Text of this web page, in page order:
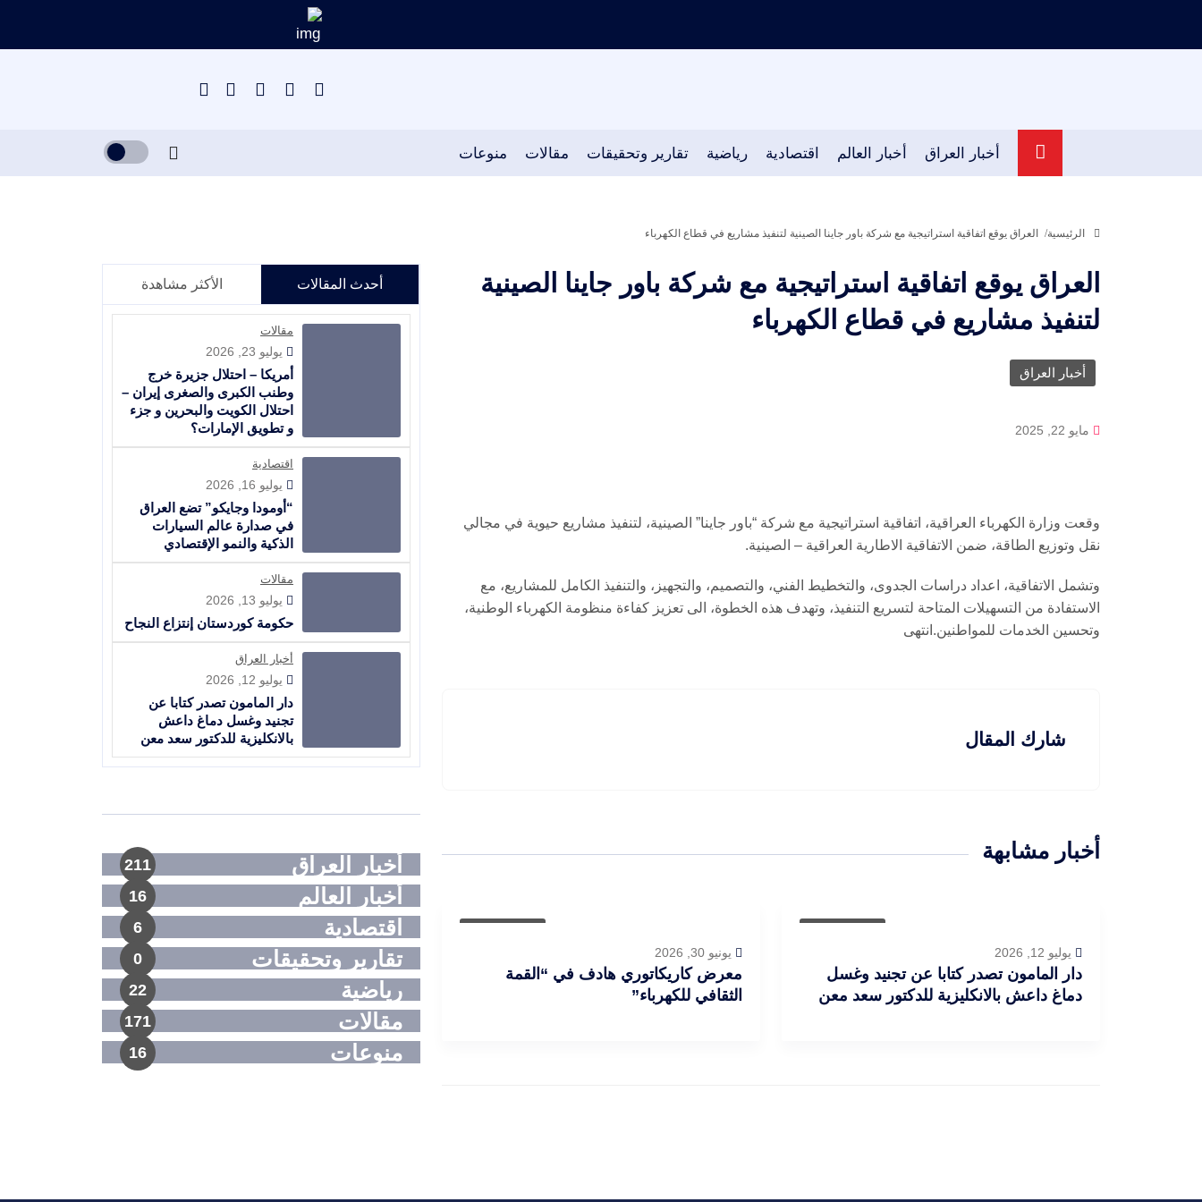
أخبار العراق أخبار العالم اقتصادية رياضية تقارير وتحقيقات مقالات منوعات
الرئيسية العراق يوقع اتفاقية استراتيجية مع شركة باور جاينا الصينية لتنفيذ مشاريع في قطاع الكهرباء
العراق يوقع اتفاقية استراتيجية مع شركة باور جاينا الصينية
لتنفيذ مشاريع في قطاع الكهرباء
أخبار العراق
مايو 22, 2025
وقعت وزارة الكهرباء العراقية، اتفاقية استراتيجية مع شركة “باور جاينا” الصينية، لتنفيذ مشاريع حيوية في مجالي
نقل وتوزيع الطاقة، ضمن الاتفاقية الاطارية العراقية – الصينية.
وتشمل الاتفاقية، اعداد دراسات الجدوى، والتخطيط الفني، والتصميم، والتجهيز، والتنفيذ الكامل للمشاريع، مع
الاستفادة من التسهيلات المتاحة لتسريع التنفيذ، وتهدف هذه الخطوة، الى تعزيز كفاءة منظومة الكهرباء الوطنية،
وتحسين الخدمات للمواطنين.انتهى
شارك المقال
أخبار مشابهة
يوليو 12, 2026
دار المامون تصدر كتابا عن تجنيد وغسل
دماغ داعش بالانكليزية للدكتور سعد معن
يونيو 30, 2026
معرض كاريكاتوري هادف في “القمة
الثقافي للكهرباء”
أحدث المقالات الأكثر مشاهدة
مقالات
يوليو 23, 2026
أمريكا – احتلال جزيرة خرج
وطنب الكبرى والصغرى إيران –
احتلال الكويت والبحرين و جزء
و تطويق الإمارات؟
اقتصادية
يوليو 16, 2026
“أومودا وجايكو” تضع العراق
في صدارة عالم السيارات
الذكية والنمو الإقتصادي
مقالات
يوليو 13, 2026
حكومة كوردستان إنتزاع النجاح
أخبار العراق
يوليو 12, 2026
دار المامون تصدر كتابا عن
تجنيد وغسل دماغ داعش
بالانكليزية للدكتور سعد معن
أخبار العراق 211
أخبار العالم 16
اقتصادية 6
تقارير وتحقيقات 0
رياضية 22
مقالات 171
منوعات 16